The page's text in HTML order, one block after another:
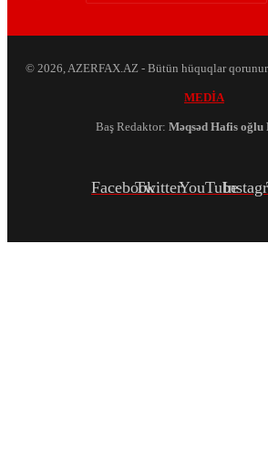
© 2026, AZERFAX.AZ - Bütün hüquqlar
MEDİA
Baş Redaktor: Məqsəd Hafis oğlu
FacebookTwitterYouTube